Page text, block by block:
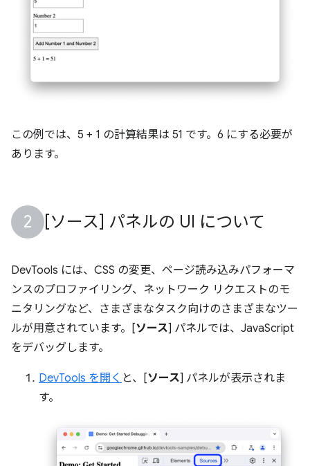
この例では、5 + 1 の計算結果は 51 です。6 にする必要が
あります。
[ソース] パネルの UI について
DevTools には、CSS の変更、ページ読み込みパフォーマ
ンスのプロファイリング、ネットワーク リクエストのモ
ニタリングなど、さまざまなタスク向けのさまざまなツー
ルが用意されています。[ソース] パネルでは、JavaScript
をデバッグします。
DevTools を開く と、[ソース] パネルが表示されま
す。